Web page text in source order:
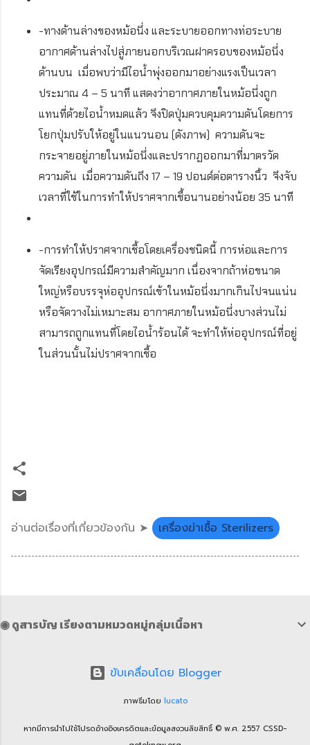
-ทางด้านล่างของหม้อนึ่ง และระบายออกทางท่อระบาย
อากาศด้านล่างไปสู่ภายนอกบริเวณฝาครอบของหม้อนึ่ง
ด้านบน เมื่อพบว่ามีไอน้ำพุ่งออกมาอย่างแรงเป็นเวลา
ประมาณ 4 – 5 นาที แสดงว่าอากาศภายในหม้อนึ่งถูก
แทนที่ด้วยไอน้ำหมดแล้ว จึงปิดปุ่มควบคุมความดันโดยการ
โยกปุ่มปรับให้อยู่ในแนวนอน (ดังภาพ) ความดันจะ
กระจายอยู่ภายในหม้อนึ่งและปรากฏออกมาที่มาตรวัด
ความดัน เมื่อความดันถึง 17 – 19 ปอนด์ต่อตารางนิ้ว จึงจับ
เวลาที่ใช้ในการทำให้ปราศจากเชื้อนานอย่างน้อย 35 นาที
-การทำให้ปราศจากเชื้อโดยเครื่องชนิดนี้ การห่อและการ
จัดเรียงอุปกรณ์มีความสำคัญมาก เนื่องจากถ้าห่อขนาด
ใหญ่หรือบรรจุห่ออุปกรณ์เข้าในหม้อนึ่งมากเกินไปจนแน่น
หรือจัดวางไม่เหมาะสม อากาศภายในหม้อนึ่งบางส่วนไม่
สามารถถูกแทนที่โดยไอน้ำร้อนได้ จะทำให้ห่ออุปกรณ์ที่อยู่
ในส่วนนั้นไม่ปราศจากเชื้อ
อ่านต่อเรื่องที่เกี่ยวข้องกัน ➤ เครื่องฆ่าเชื้อ Sterilizers
◉ ดูสารบัญ เรียงตามหมวดหมู่กลุ่มเนื้อหา
ขับเคลื่อนโดย Blogger
ภาพธีมโดย lucato
หากมีการนำไปใช้โปรดอ้างอิงเครดิตและข้อมูลสงวนลิขสิทธิ์ © พ.ศ. 2557 CSSD-